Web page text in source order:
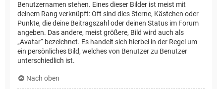
Benutzernamen stehen. Eines dieser Bilder ist meist mit
deinem Rang verknüpft: Oft sind dies Sterne, Kästchen oder
Punkte, die deine Beitragszahl oder deinen Status im Forum
angeben. Das andere, meist größere, Bild wird auch als
„Avatar“ bezeichnet. Es handelt sich hierbei in der Regel um
ein persönliches Bild, welches von Benutzer zu Benutzer
unterschiedlich ist.
Nach oben